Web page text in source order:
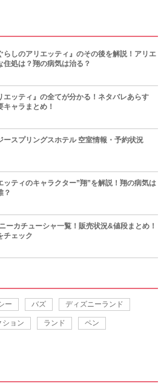
らしのアリエッティ』のその後を解説！アリエ
住処は？翔の病気は治る？
エッティ』の全てが分かる！ネタバレあらす
キャラまとめ！
ースプリングスホテル 空室情報・予約状況
ッティのキャラクター”翔”を解説！翔の病気は
？
ーカチューシャ一覧！販売状況&値段まとめ！
チェック
ー バズ ディズニーランド
ション ランド ペン